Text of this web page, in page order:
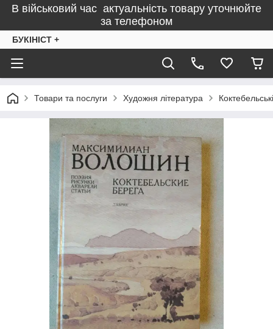
В військовий час актуальність товару уточнюйте
за телефоном
БУКІНІСТ +
Товари та послуги Художня література